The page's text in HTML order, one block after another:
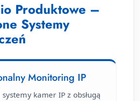
Produktowe –
Systemy
Monitoring IP
kamer IP z obsługą